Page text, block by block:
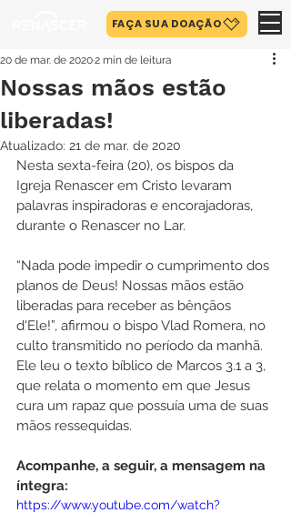
FAÇA SUA DOAÇÃO
Nossas mãos estão
liberadas!
20 de mar. de 20202 min de leitura
Atualizado: 21 de mar. de 2020
Nesta sexta-feira (20), os bispos da
Igreja Renascer em Cristo levaram
palavras inspiradoras e encorajadoras,
durante o Renascer no Lar.
“Nada pode impedir o cumprimento dos
planos de Deus! Nossas mãos estão
liberadas para receber as bênçãos
d'Ele!”, afirmou o bispo Vlad Romera, no
culto transmitido no período da manhã.
Ele leu o texto bíblico de Marcos 3.1 a 3,
que relata o momento em que Jesus
cura um rapaz que possuía uma de suas
mãos ressequidas.
Acompanhe, a seguir, a mensagem na
íntegra:
https://www.youtube.com/watch?